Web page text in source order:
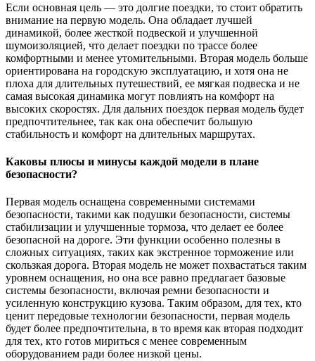
Если основная цель — это долгие поездки, то стоит обратить
внимание на первую модель. Она обладает лучшей
динамикой, более жесткой подвеской и улучшенной
шумоизоляцией, что делает поездки по трассе более
комфортными и менее утомительными. Вторая модель больше
ориентирована на городскую эксплуатацию, и хотя она не
плоха для длительных путешествий, ее мягкая подвеска и не
самая высокая динамика могут повлиять на комфорт на
высоких скоростях. Для дальних поездок первая модель будет
предпочтительнее, так как она обеспечит большую
стабильность и комфорт на длительных маршрутах.
Каковы плюсы и минусы каждой модели в плане
безопасности?
Первая модель оснащена современными системами
безопасности, такими как подушки безопасности, системы
стабилизации и улучшенные тормоза, что делает ее более
безопасной на дороге. Эти функции особенно полезны в
сложных ситуациях, таких как экстренное торможение или
скользкая дорога. Вторая модель не может похвастаться таким
уровнем оснащения, но она все равно предлагает базовые
системы безопасности, включая ремни безопасности и
усиленную конструкцию кузова. Таким образом, для тех, кто
ценит передовые технологии безопасности, первая модель
будет более предпочтительна, в то время как вторая подходит
для тех, кто готов мириться с менее современным
оборудованием ради более низкой цены.